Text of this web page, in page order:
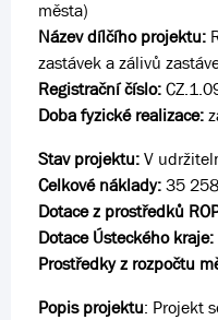
města)
Název dílčího projektu:
zastávek a zálivů
Registrační číslo:
Doba fyzické realizace:
Stav projektu:V
Celkové náklady:35
Dotace z prostředků
Dotace Ústeckého kraje:
Prostředky z rozpočtu
Popis projektu: Projekt